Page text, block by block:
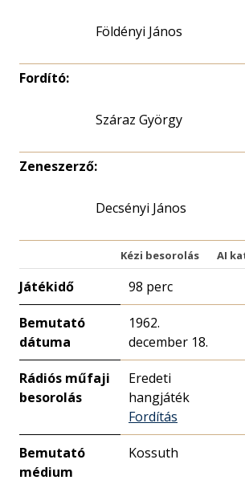
Földényi János
Fordító:
Száraz György
Zeneszerző:
Decsényi János
Kézi besorolás AI
Játékidő 98 perc
Bemutató
dátuma
1962.
december 18.
Rádiós műfaji
besorolás
Eredeti
hangjáték
Fordítás
Bemutató
médium
Kossuth